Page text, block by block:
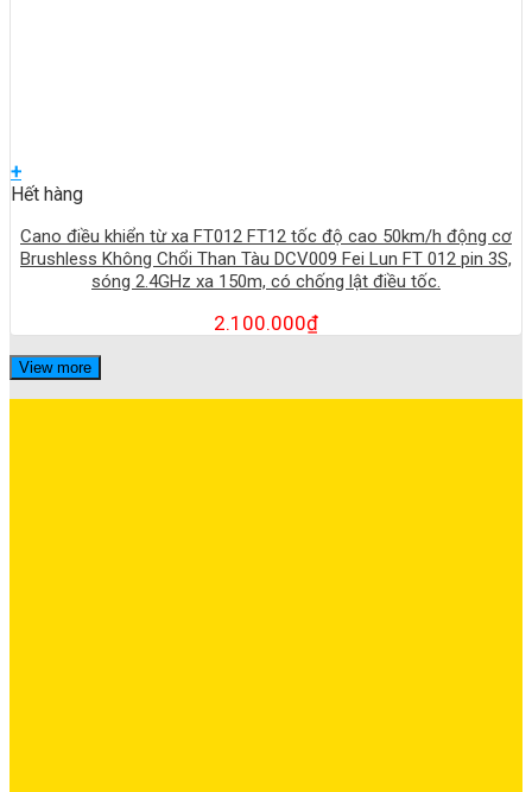
+
Hết hàng
Cano điều khiển từ xa FT012 FT12 tốc độ cao 50km/h động cơ
Brushless Không Chổi Than Tàu DCV009 Fei Lun FT 012 pin 3S,
sóng 2.4GHz xa 150m, có chống lật điều tốc.
2.100.000₫
View more